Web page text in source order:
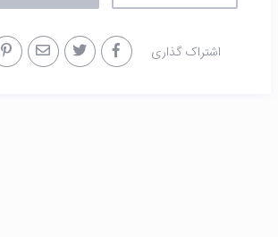
اشتراک گذاری